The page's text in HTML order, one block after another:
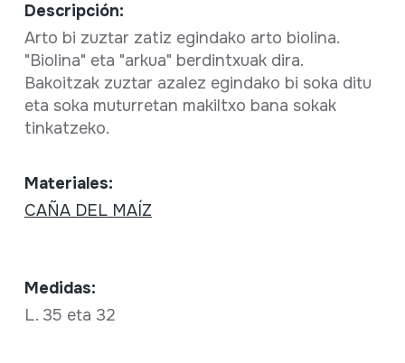
Descripción:
Arto bi zuztar zatiz egindako arto biolina.
"Biolina" eta "arkua" berdintxuak dira.
Bakoitzak zuztar azalez egindako bi soka ditu
eta soka muturretan makiltxo bana sokak
tinkatzeko.
Materiales:
CAÑA DEL MAÍZ
Medidas:
L. 35 eta 32